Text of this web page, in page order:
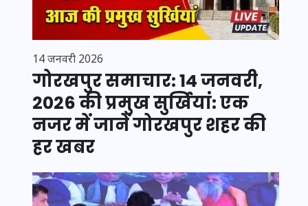
14 जनवरी 2026
गोरखपुर समाचार: 14 जनवरी,
2026 की प्रमुख सुर्खियां: एक
नजर में जानें गोरखपुर शहर की
हर खबर